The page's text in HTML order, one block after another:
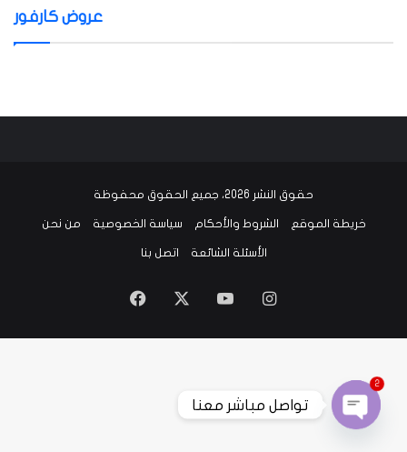
عروض كارفور
حقوق النشر 2026، جميع الحقوق محفوظة
من نحن سياسة الخصوصية الشروط والأحكام خريطة الموقع
اتصل بنا الأسئلة الشائعة
Facebook YouTubeInstagram
تواصل مباشر معنا
2